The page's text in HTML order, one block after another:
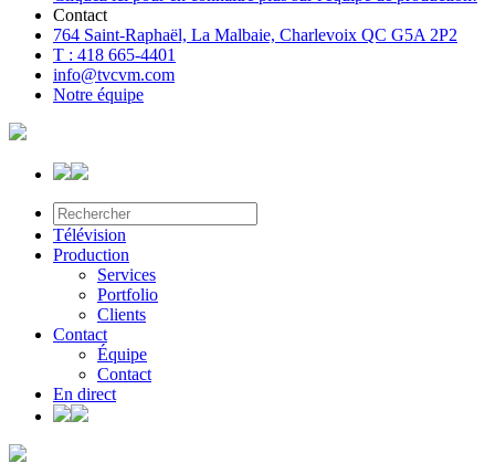
Contact
764 Saint-Raphaël, La Malbaie, Charlevoix QC G5A 2P2
T : 418 665-4401
info@tvcvm.com
Notre équipe
Télévision
Production
Services
Portfolio
Clients
Contact
Équipe
Contact
En direct